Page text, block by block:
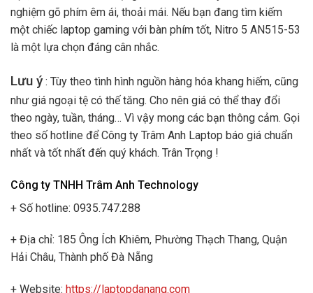
nghiệm gõ phím êm ái, thoải mái. Nếu bạn đang tìm kiếm
một chiếc laptop gaming với bàn phím tốt, Nitro 5 AN515-53
là một lựa chọn đáng cân nhắc.
Lưu ý: Tùy theo tình hình nguồn hàng hóa khang hiếm, cũng
như giá ngoại tệ có thế tăng. Cho nên giá có thể thay đổi
theo ngày, tuần, tháng… Vì vậy mong các bạn thông cảm. Gọi
theo số hotline để Công ty Trâm Anh Laptop báo giá chuẩn
nhất và tốt nhất đến quý khách. Trân Trọng !
Công ty TNHH Trâm Anh Technology
+ Số hotline: 0935.747.288
+ Địa chỉ: 185 Ông Ích Khiêm, Phường Thạch Thang, Quận
Hải Châu, Thành phố Đà Nẵng
+ Website: https://laptopdanang.com